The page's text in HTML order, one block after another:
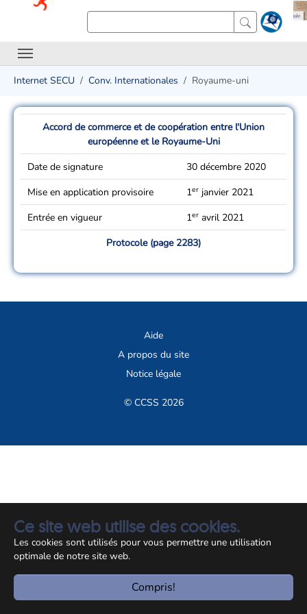
Ce site web utilise des cookies.
Les cookies sont utilisés pour vous permettre une utilisation
optimale de notre site web.
Compris!
Internet SECU Conv. Internationales Royaume-uni
Accord de commerce et de coopération entre l'Union
européenne et le Royaume-Uni
Date de signature
30 décembre 2020
Mise en application provisoire
1er janvier 2021
Entrée en vigueur
1er avril 2021
Protocole (page 2283)
Aide
A propos du site
Notice légale
© CCSS 2026